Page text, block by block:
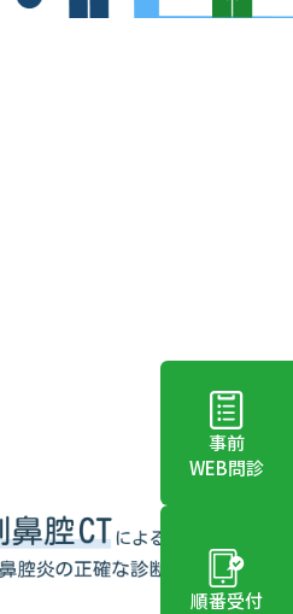
事前
WEB問診
順番受付